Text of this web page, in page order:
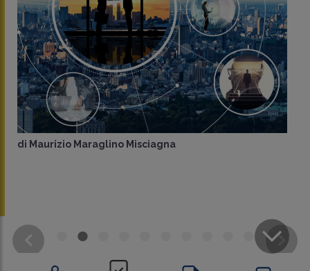
CONDIVIDI
di Maurizio Maraglino Misciagna